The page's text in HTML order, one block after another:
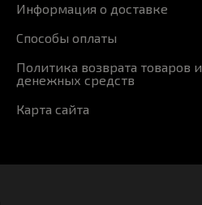
Информация о доставке
Способы оплаты
Политика возврата товаров и
денежных средств
Карта сайта